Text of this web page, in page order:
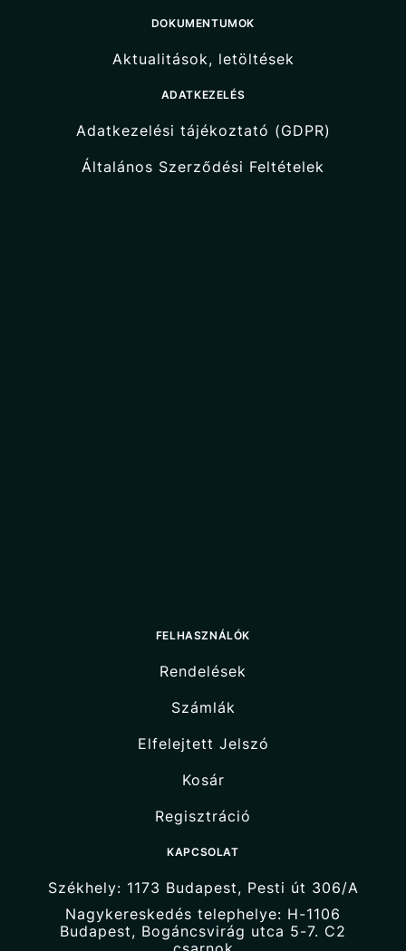
DOKUMENTUMOK
Aktualitások, letöltések
ADATKEZELÉS
Adatkezelési tájékoztató (GDPR)
Általános Szerződési Feltételek
FELHASZNÁLÓK
Rendelések
Számlák
Elfelejtett Jelszó
Kosár
Regisztráció
KAPCSOLAT
Székhely: 1173 Budapest, Pesti út 306/A
Nagykereskedés telephelye: H-1106
Budapest, Bogáncsvirág utca 5-7. C2